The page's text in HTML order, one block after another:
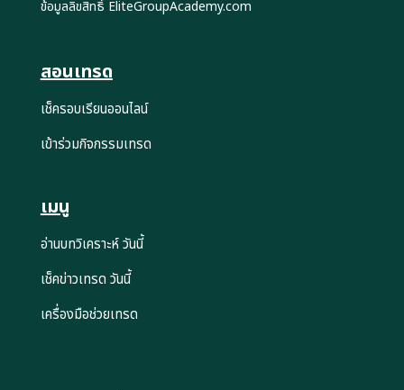
ข้อมูลลิขสิทธิ์ EliteGroupAcademy.com
สอนเทรด
เช็ครอบเรียนออนไลน์
เข้าร่วมกิจกรรมเทรด
เมนู
อ่านบทวิเคราะห์ วันนี้
เช็คข่าวเทรด วันนี้
เครื่องมือช่วยเทรด